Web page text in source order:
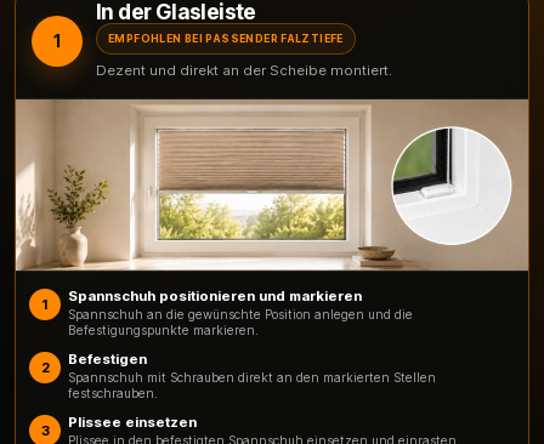
1
In der Glasleiste
EMPFOHLEN BEI PASSENDER FALZTIEFE
Dezent und direkt an der Scheibe montiert.
1 Spannschuh positionieren und markieren
Spannschuh an die gewünschte Position anlegen und die
Befestigungspunkte markieren.
2 Befestigen
Spannschuh mit Schrauben direkt an den markierten Stellen
festschrauben.
3 Plissee einsetzen
Plissee in den befestigten Spannschuh einsetzen und einrasten.